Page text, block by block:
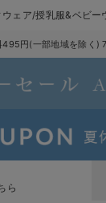
ウェア/授乳服&ベビ
495円(一部地域を除く)
ら